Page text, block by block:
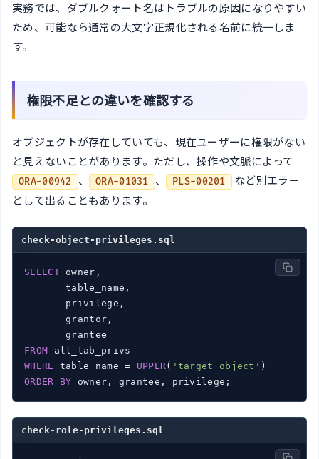
実務では、ダブルクォート名はトラブルの原因になりやすい
ため、可能なら通常の大文字正規化される名前に統一しま
す。
権限不足との違いを確認する
オブジェクトが存在していても、現在ユーザーに権限がない
と見えないことがあります。ただし、操作や文脈によって
ORA-00942 、 ORA-01031 、 PLS-00201
など別エラー
として出ることもあります。
check-object-privileges.sql
SELECT owner,
       table_name,
       privilege,
       grantor,
FROM
WHERE table_name = UPPER( 'target_object'
ORDER
BY owner, grantee, privilege;
check-role-privileges.sql